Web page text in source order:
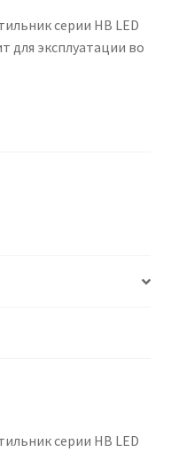
серии HB LED
для эксплуатации во
серии HB LED